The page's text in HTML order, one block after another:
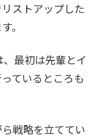
ストアップした
。
最初は先輩とイ
ているところも
戦略を立ててい